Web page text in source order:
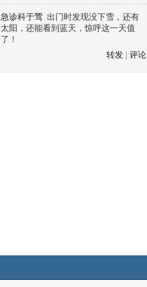
急诊科于莺 出门时发现没下雪，还有
太阳，还能看到蓝天，惊呼这一天值
了！
转发
评论